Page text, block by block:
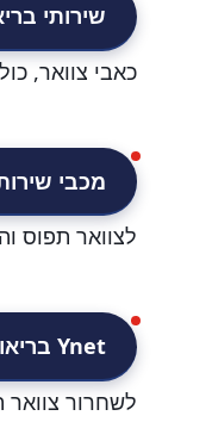
שירותי
כאבי צוואר,
מכבי
לצוואר תפוס
Ynet בריאות:
לשחרור צוואר